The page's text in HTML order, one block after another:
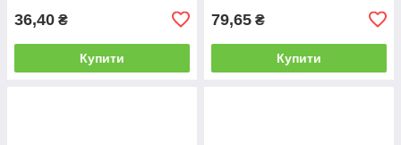
36,40 ₴
Купити
79,65 ₴
Купити